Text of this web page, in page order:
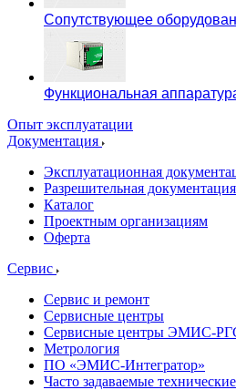
Сопутствующее
Функциональная
Опыт эксплуатации
Документация
Эксплуатационная
Разрешительная документация
Каталог
Проектным организациям
Оферта
Сервис
Сервис и ремонт
Сервисные центры
Сервисные центры ЭМИС-
Метрология
ПО «ЭМИС-Интегратор»
Часто задаваемые